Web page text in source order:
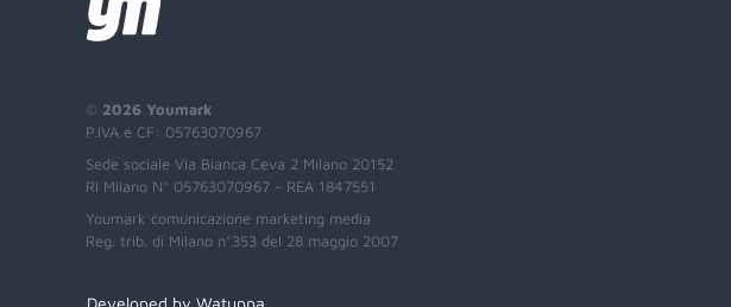
© 2026 Youmark
P.IVA e CF: 05763070967
Sede sociale Via Bianca Ceva 2 Milano 20152
RI Milano N° 05763070967 - REA 1847551
Youmark comunicazione marketing media
Reg. trib. di Milano n°353 del 28 maggio 2007
Developed by Watuppa